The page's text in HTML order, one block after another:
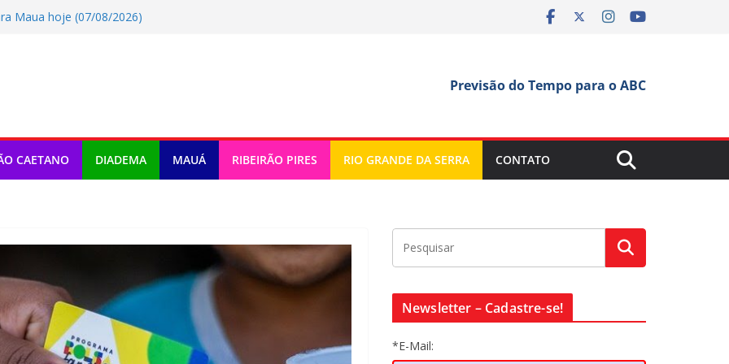
Maua hoje (07/08/2026)
Ribeirao Pires hoje (07/08/2026)
Diadema hoje (07/08/2026)
Previsão do Tempo para o ABC
CAETANO DIADEMA MAUÁ RIBEIRÃO PIRES RIO GRANDE DA SERRA CONTATO
Newsletter – Cadastre-se!
*E-Mail: